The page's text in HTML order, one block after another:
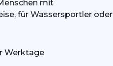
mit
für Wassersportler oder
Werktage